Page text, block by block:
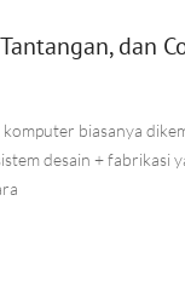
dan
biasanya
desain + fabrikasi